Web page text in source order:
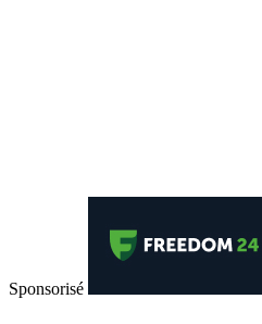
Sponsorisé